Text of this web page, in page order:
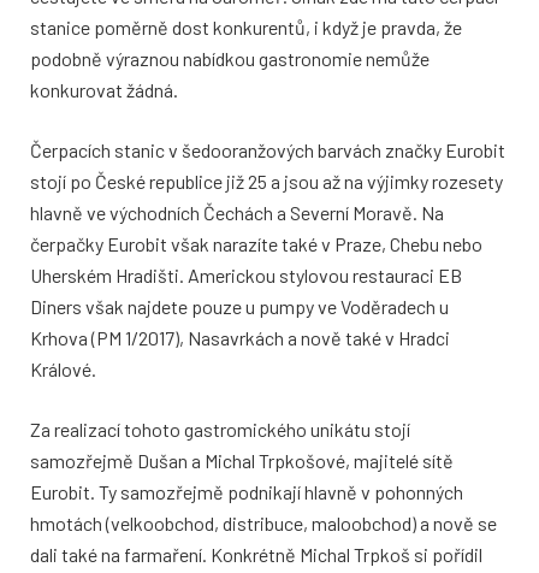
stanice poměrně dost konkurentů, i když je pravda, že
podobně výraznou nabídkou gastronomie nemůže
konkurovat žádná.
Čerpacích stanic v šedooranžových barvách značky Eurobit
stojí po České republice již 25 a jsou až na výjimky rozesety
hlavně ve východních Čechách a Severní Moravě. Na
čerpačky Eurobit však narazíte také v Praze, Chebu nebo
Uherském Hradišti. Americkou stylovou restauraci EB
Diners však najdete pouze u pumpy ve Voděradech u
Krhova (PM 1/2017), Nasavrkách a nově také v Hradci
Králové.
Za realizací tohoto gastromického unikátu stojí
samozřejmě Dušan a Michal Trpkošové, majitelé sítě
Eurobit. Ty samozřejmě podnikají hlavně v pohonných
hmotách (velkoobchod, distribuce, maloobchod) a nově se
dali také na farmaření. Konkrétně Michal Trpkoš si pořídil